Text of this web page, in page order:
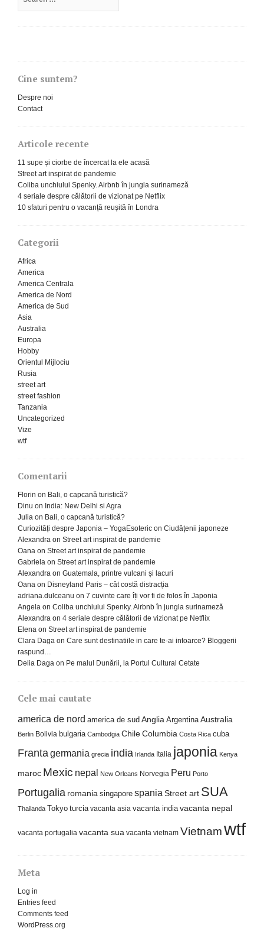
for:
Cine suntem?
Despre noi
Contact
Articole recente
11 supe și ciorbe de încercat la ele acasă
Street art inspirat de pandemie
Coliba unchiului Spenky. Airbnb în jungla surinameză
4 seriale despre călătorii de vizionat pe Netflix
10 sfaturi pentru o vacanță reușită în Londra
Categorii
Africa
America
America Centrala
America de Nord
America de Sud
Asia
Australia
Europa
Hobby
Orientul Mijlociu
Rusia
street art
street fashion
Tanzania
Uncategorized
Vize
wtf
Comentarii
Florin on Bali, o capcană turistică?
Dinu on India: New Delhi si Agra
Julia on Bali, o capcană turistică?
Curiozități despre Japonia – YogaEsoteric on Ciudățenii japoneze
Alexandra on Street art inspirat de pandemie
Oana on Street art inspirat de pandemie
Gabriela on Street art inspirat de pandemie
Alexandra on Guatemala, printre vulcani și lacuri
Oana on Disneyland Paris – cât costă distracția
adriana.dulceanu on 7 cuvinte care îți vor fi de folos în Japonia
Angela on Coliba unchiului Spenky. Airbnb în jungla surinameză
Alexandra on 4 seriale despre călătorii de vizionat pe Netflix
Elena on Street art inspirat de pandemie
Clara Daga on Care sunt destinatiile in care te-ai intoarce? Bloggerii
raspund…
Delia Daga on Pe malul Dunării, la Portul Cultural Cetate
Cele mai cautate
america de nord america de sud Anglia Argentina Australia
Berlin Bolivia bulgaria Cambodgia Chile Columbia Costa Rica cuba
Franta germania grecia india Irlanda Italia japonia Kenya
maroc Mexic nepal New Orleans Norvegia Peru Porto
Portugalia romania singapore spania Street art SUA
Thailanda Tokyo turcia vacanta asia vacanta india vacanta nepal
vacanta portugalia vacanta sua vacanta vietnam Vietnamwtf
Meta
Log in
Entries feed
Comments feed
WordPress.org